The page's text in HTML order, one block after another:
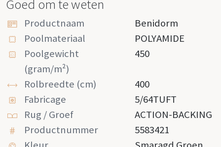
Goed om te weten
Productnaam
Benidorm
Poolmateriaal
POLYAMIDE
Poolgewicht
(gram/m²)
450
Rolbreedte (cm)
400
Fabricage
5/64TUFT
Rug / Groef
ACTION-BACKING
Productnummer
5583421